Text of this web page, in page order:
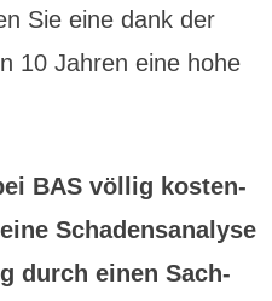
Sie eine dank der
10 Jahren eine hohe
BAS völlig kosten­
Schadens­analyse
durch einen Sach­